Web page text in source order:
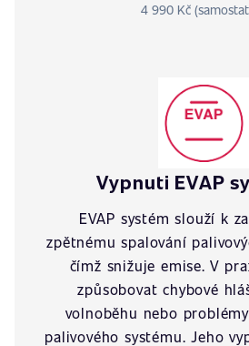
4 990 Kč
Vypnuti EVAP
EVAP systém slouží k
zpětnému spalování
čímž snižuje emise. V
způsobovat chybové
volnoběhu nebo
palivového systému. Jeho